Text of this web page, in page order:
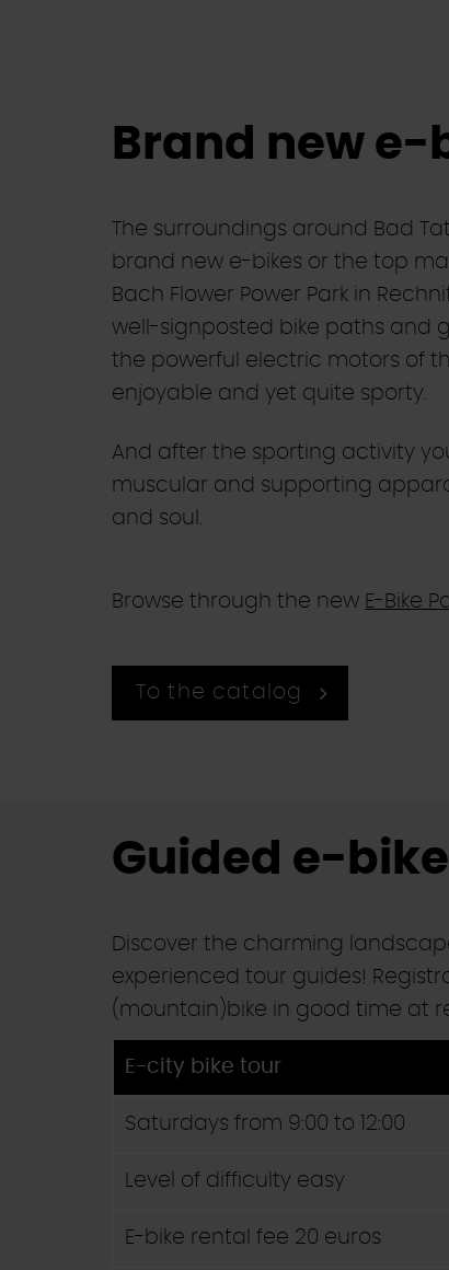
Brand new
The surroundings around Bad
brand new e-bikes or the top
Bach Flower Power Park in
well-signposted bike paths and
the powerful electric motors of
enjoyable and yet quite sporty.
And after the sporting activity
muscular and supporting
and soul.
Browse through the new E-Bike
To the catalog
Guided e-
Discover the charming
experienced tour guides!
(mountain)bike in good time at
E-city bike tour
Saturdays from 9:00 to 12:00
Level of difficulty easy
E-bike rental fee 20 euros